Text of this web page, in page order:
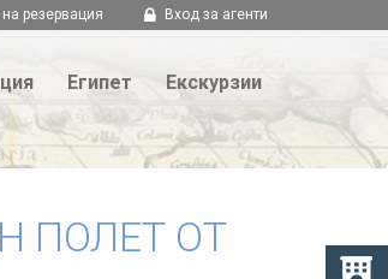
резервация Вход за агенти
Египет Екскурзии
ПОЛЕТ ОТ